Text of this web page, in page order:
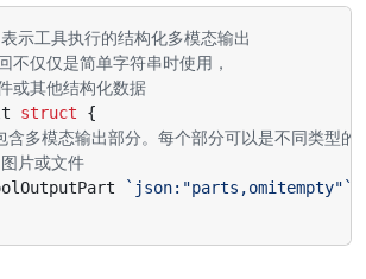
工具执行的结构化多模态输出
仅仅是简单字符串时使用，
或其他结构化数据
struct
{
模态输出部分。每个部分可以是不同类型的
片或文件
`json:"parts,omitempty"`